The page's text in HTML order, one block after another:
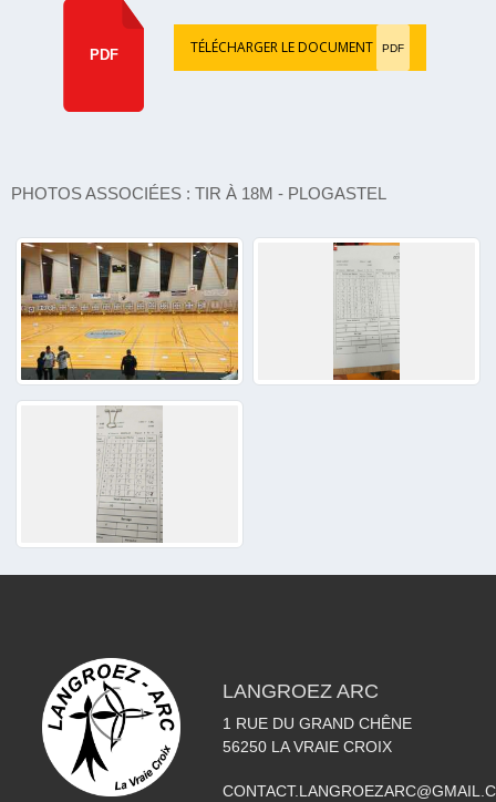
PDF TÉLÉCHARGER LE DOCUMENT PDF
PHOTOS ASSOCIÉES : TIR À 18M - PLOGASTEL
LANGROEZ ARC
1 RUE DU GRAND CHÊNE
56250 LA VRAIE CROIX